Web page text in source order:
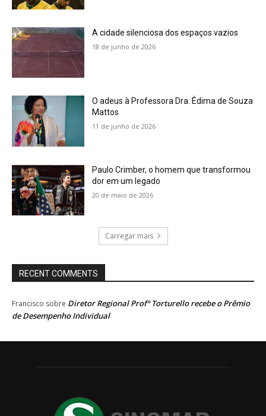
A cidade silenciosa dos espaços vazios
18 de junho de 2026
O adeus à Professora Dra. Édima de Souza
Mattos
11 de junho de 2026
Paulo Crimber, o homem que transformou
dor em um legado
20 de maio de 2026
Carregar mais
RECENT COMMENTS
Francisco sobre Diretor Regional Profº Torturello recebe o Prêmio
de Desempenho Individual